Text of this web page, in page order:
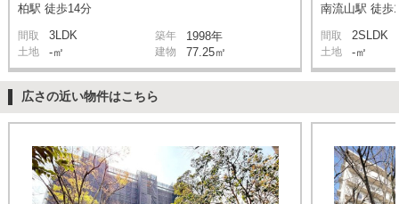
柏駅 徒歩14分
間取 3LDK 築年 1998年
土地 -㎡ 建物 77.25㎡
南流山駅 徒歩
間取 2SLDK
土地 -㎡
広さの近い物件はこちら